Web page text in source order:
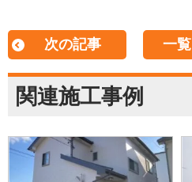
次の記事 一覧
関連施工事例